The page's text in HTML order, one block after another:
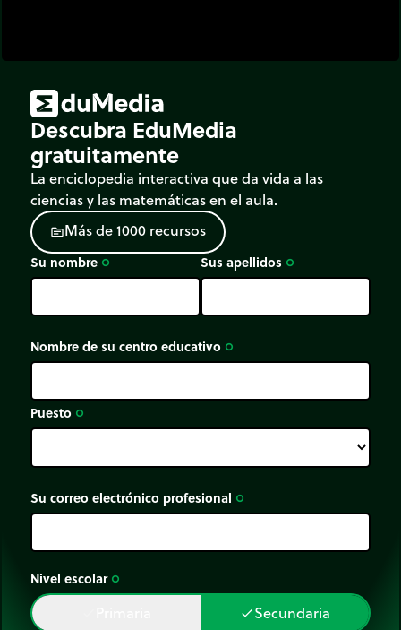
Descubra EduMedia
gratuitamente
La enciclopedia interactiva que da vida a las
ciencias y las matemáticas en el aula.
sourceMásde1000 recursos
Su nombre trip_origin Sus apellidos trip_origin
Nombre de su centro educativo trip_origin
Puesto trip_origin
Su correo electrónico profesional trip_origin
Nivel escolar trip_origin
doneSecundaria